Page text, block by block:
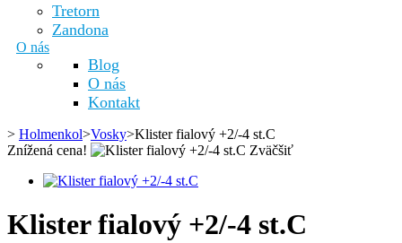
Tretorn
Zandona
O nás
Blog
O nás
Kontakt
> Holmenkol>Vosky>Klister fialový +2/-4 st.C
Znížená cena!
Zväčšiť
Klister fialový +2/-4 st.C